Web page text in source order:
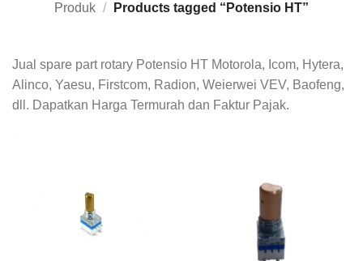
Produk / Products tagged “Potensio HT”
Jual spare part rotary Potensio HT Motorola, Icom, Hytera,
Alinco, Yaesu, Firstcom, Radion, Weierwei VEV, Baofeng,
dll. Dapatkan Harga Termurah dan Faktur Pajak.